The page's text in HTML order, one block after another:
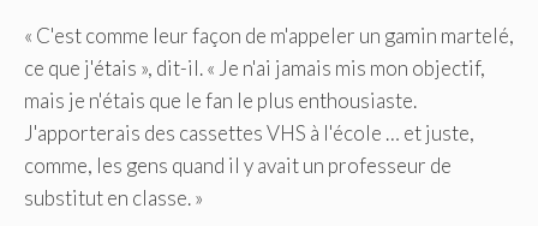
« C'est comme leur façon de m'appeler un gamin martelé,
ce que j'étais », dit-il. « Je n'ai jamais mis mon objectif,
mais je n'étais que le fan le plus enthousiaste.
J'apporterais des cassettes VHS à l'école … et juste,
comme, les gens quand il y avait un professeur de
substitut en classe. »